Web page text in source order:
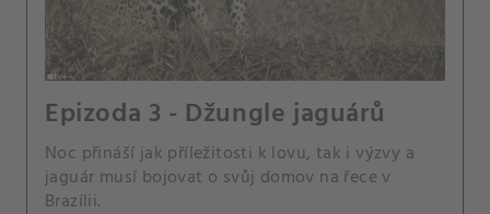
Epizoda 3 - Džungle jaguárů
Noc přináší jak příležitosti k lovu, tak i výzvy a
jaguár musí bojovat o svůj domov na řece v
Brazílii.